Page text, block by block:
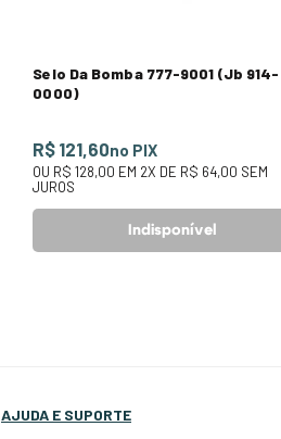
Selo Da Bomba 777-9001 (Jb 914-
0000)
R$ 121,60no PIX
OU R$ 128,00 EM 2X DE R$ 64,00 SEM
JUROS
Indisponível
AJUDA E SUPORTE